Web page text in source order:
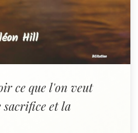
ce que l'on veut
sacrifice et la